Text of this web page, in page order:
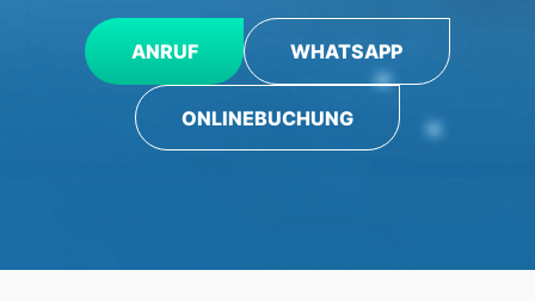
ANRUF WHATSAPP
ONLINEBUCHUNG